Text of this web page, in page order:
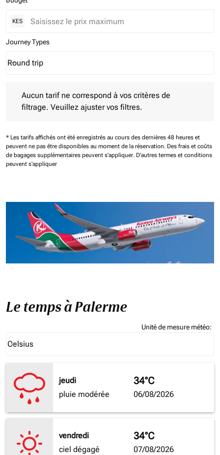
KES
Journey Types
Journey Types option Round trip Selected
Round trip
keyboard_arrow_down
Aucun tarif ne correspond à vos critères de
filtrage. Veuillez ajuster vos filtres.
* Les tarifs affichés ont été enregistrés au cours des dernières 48 heures et
peuvent ne pas être disponibles au moment de la réservation. Des frais et coûts
de bagages supplémentaires peuvent s'appliquer. D'autres termes et conditions
peuvent s'appliquer
Le temps à Palerme
Unité de mesure météo:
Celsius
keyboard_arrow_down
jeudi
pluie modérée
34°C
06/08/2026
vendredi
ciel dégagé
34°C
07/08/2026